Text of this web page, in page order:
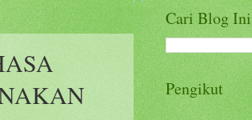
Cari Blog Ini
Pengikut